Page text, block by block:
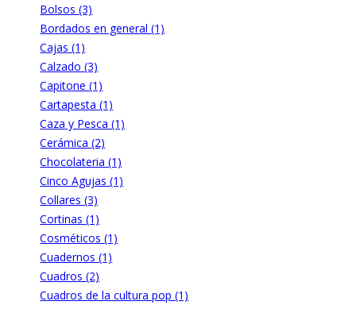
Bolsos (3)
Bordados en general (1)
Cajas (1)
Calzado (3)
Capitone (1)
Cartapesta (1)
Caza y Pesca (1)
Cerámica (2)
Chocolateria (1)
Cinco Agujas (1)
Collares (3)
Cortinas (1)
Cosméticos (1)
Cuadernos (1)
Cuadros (2)
Cuadros de la cultura pop (1)